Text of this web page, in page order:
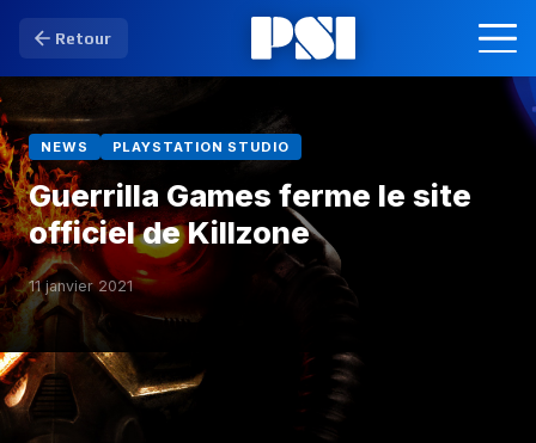
Retour
NEWS PLAYSTATION STUDIO
Guerrilla Games ferme le site
officiel de Killzone
11 janvier 2021